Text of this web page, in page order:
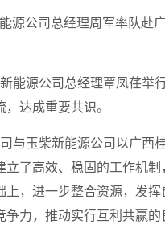
源公司总经理周军率队赴
能源公司总经理覃凤荏举
达成重要共识。
与玉柴新能源公司以广西
立了高效、稳固的工作机
，进一步整合资源，发
力，推动实行互利共赢的